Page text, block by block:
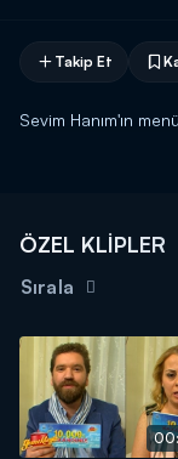
Takip Et
Sevim Hanım'ın
ÖZEL KLİPLER
Sırala